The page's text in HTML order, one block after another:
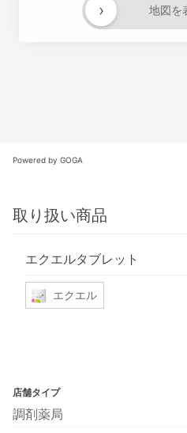
地図を
›
Powered by GOGA
取り扱い商品
エクエルタブレット
エクエル
店舗タイプ
調剤薬局